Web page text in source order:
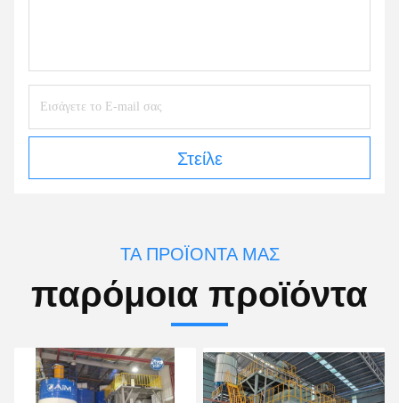
Στείλε
ΤΑ ΠΡΟΪΌΝΤΑ ΜΑΣ
παρόμοια προϊόντα